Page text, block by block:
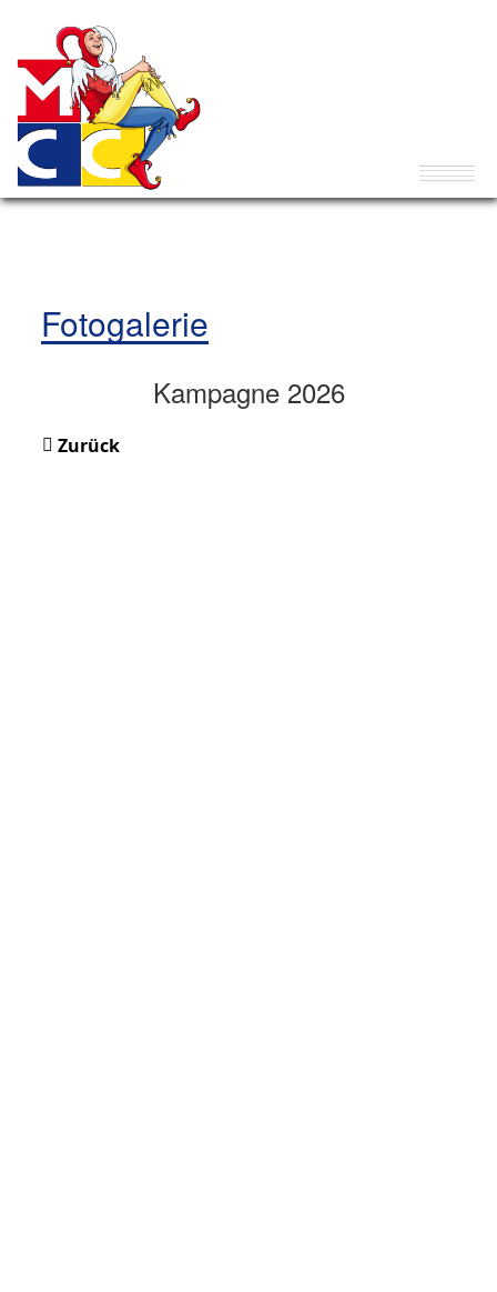
Fotogalerie
Kampagne 2026
Zurück